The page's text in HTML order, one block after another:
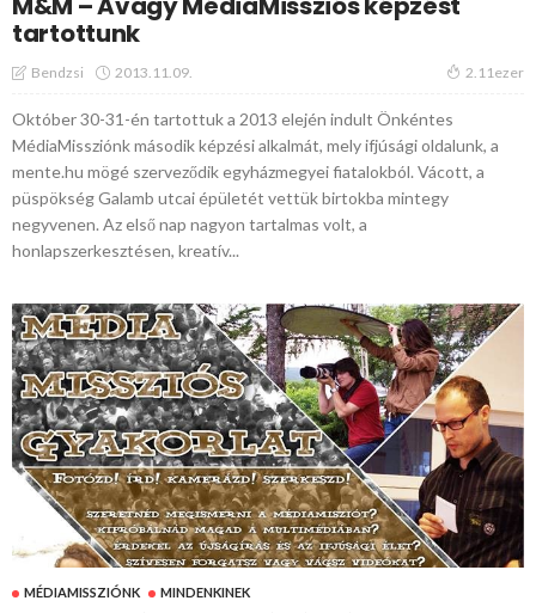
tartottunk
Bendzsi 2013.11.09. 2.11ezer
Október 30-31-én tartottuk a 2013 elején indult Önkéntes
MédiaMissziónk második képzési alkalmát, mely ifjúsági oldalunk, a
mente.hu mögé szerveződik egyházmegyei fiatalokból. Vácott, a
püspökség Galamb utcai épületét vettük birtokba mintegy
negyvenen. Az első nap nagyon tartalmas volt, a
honlapszerkesztésen, kreatív...
MÉDIAMISSZIÓNK MINDENKINEK